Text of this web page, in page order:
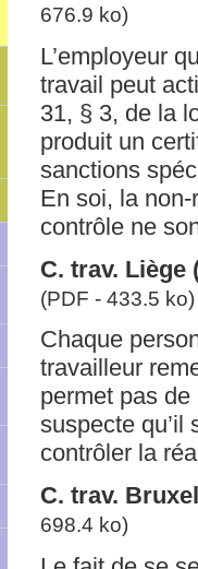
676.9 ko)
L’employeur
travail peut
31, § 3, de la
produit un
sanctions
En soi, la
contrôle ne
C. trav. Liège
(PDF - 433.5 ko)
Chaque
travailleur
permet pas
suspecte qu’il
contrôler la
C. trav.
698.4 ko)